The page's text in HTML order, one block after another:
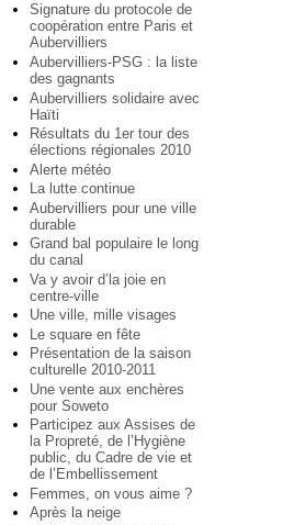
Signature du protocole de
coopération entre Paris et
Aubervilliers
Aubervilliers-PSG : la liste
des gagnants
Aubervilliers solidaire avec
Haïti
Résultats du 1er tour des
élections régionales 2010
Alerte météo
La lutte continue
Aubervilliers pour une ville
durable
Grand bal populaire le long
du canal
Va y avoir d’la joie en
centre-ville
Une ville, mille visages
Le square en fête
Présentation de la saison
culturelle 2010-2011
Une vente aux enchères
pour Soweto
Participez aux Assises de
la Propreté, de l’Hygiène
public, du Cadre de vie et
de l’Embellissement
Femmes, on vous aime ?
Après la neige